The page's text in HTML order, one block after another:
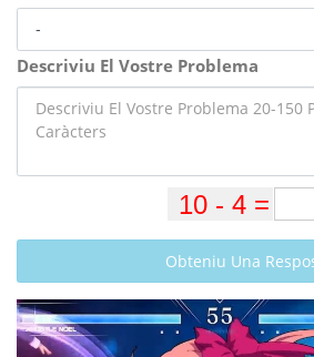
Descriviu El Vostre Problema
Obteniu Una